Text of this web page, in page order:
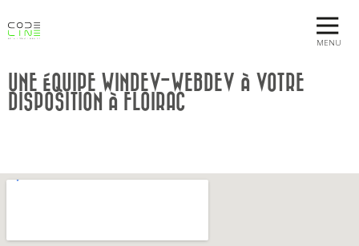
MENU
UNE ÉQUIPE WINDEV-WEBDEV À VOTRE
DISPOSITION À FLOIRAC